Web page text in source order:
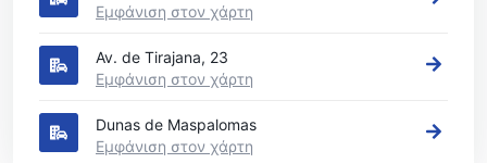
Εμφάνιση στον χάρτη
Av. de Tirajana, 23
Εμφάνιση στον χάρτη
Dunas de Maspalomas
Εμφάνιση στον χάρτη